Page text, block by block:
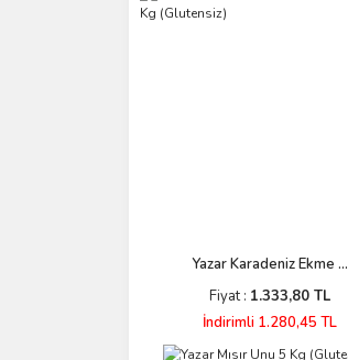
Yazar Karadeniz Ekme ...
Fiyat : 1.333,80 TL
İndirimli 1.280,45 TL